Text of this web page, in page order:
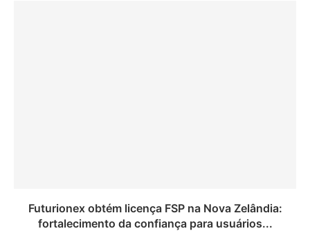
Futurionex obtém licença FSP na Nova Zelândia:
fortalecimento da confiança para usuários...